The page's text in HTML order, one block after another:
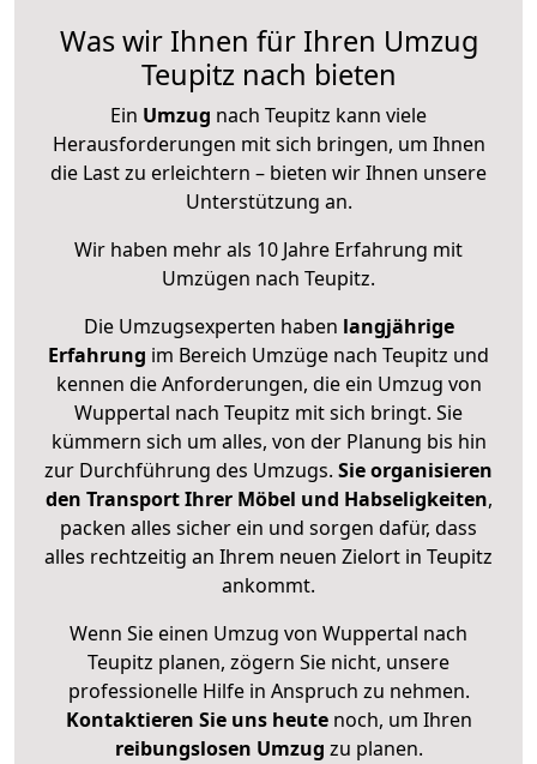
Was wir Ihnen für Ihren Umzug
Teupitz nach bieten
Ein Umzug nach Teupitz kann viele
Herausforderungen mit sich bringen, um Ihnen
die Last zu erleichtern – bieten wir Ihnen unsere
Unterstützung an.
Wir haben mehr als 10 Jahre Erfahrung mit
Umzügen nach Teupitz.
Die Umzugsexperten haben langjährige
Erfahrung im Bereich Umzüge nach Teupitz und
kennen die Anforderungen, die ein Umzug von
Wuppertal nach Teupitz mit sich bringt. Sie
kümmern sich um alles, von der Planung bis hin
zur Durchführung des Umzugs. Sie organisieren
den Transport Ihrer Möbel und Habseligkeiten,
packen alles sicher ein und sorgen dafür, dass
alles rechtzeitig an Ihrem neuen Zielort in Teupitz
ankommt.
Wenn Sie einen Umzug von Wuppertal nach
Teupitz planen, zögern Sie nicht, unsere
professionelle Hilfe in Anspruch zu nehmen.
Kontaktieren Sie uns heutenoch, um Ihren
reibungslosen Umzug zu planen.